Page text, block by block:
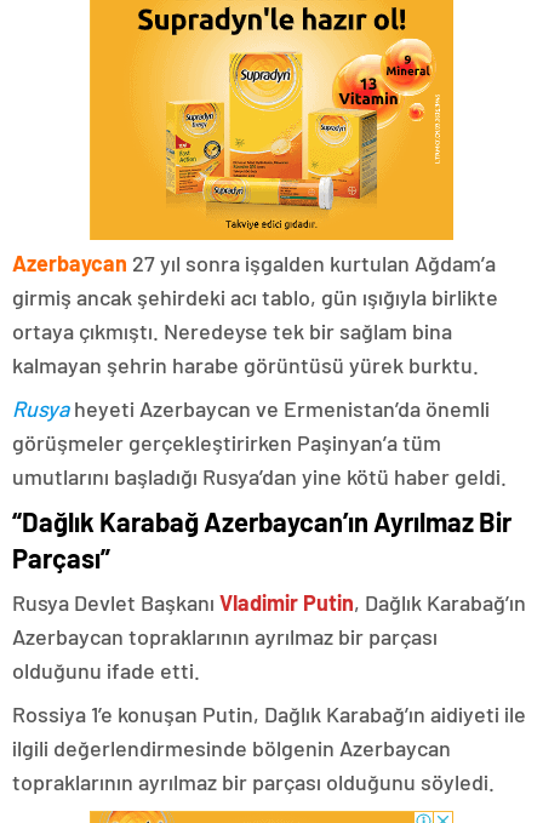
Azerbaycan 27 yıl sonra işgalden kurtulan Ağdam’a
girmiş ancak şehirdeki acı tablo, gün ışığıyla birlikte
ortaya çıkmıştı. Neredeyse tek bir sağlam bina
kalmayan şehrin harabe görüntüsü yürek burktu.
Rusyaheyeti Azerbaycan ve Ermenistan’da önemli
görüşmeler gerçekleştirirken Paşinyan’a tüm
umutlarını başladığı Rusya’dan yine kötü haber geldi.
“Dağlık Karabağ Azerbaycan’ın Ayrılmaz Bir
Parçası”
Rusya Devlet Başkanı Vladimir Putin, Dağlık Karabağ’ın
Azerbaycan topraklarının ayrılmaz bir parçası
olduğunu ifade etti.
Rossiya 1’e konuşan Putin, Dağlık Karabağ’ın aidiyeti ile
ilgili değerlendirmesinde bölgenin Azerbaycan
topraklarının ayrılmaz bir parçası olduğunu söyledi.